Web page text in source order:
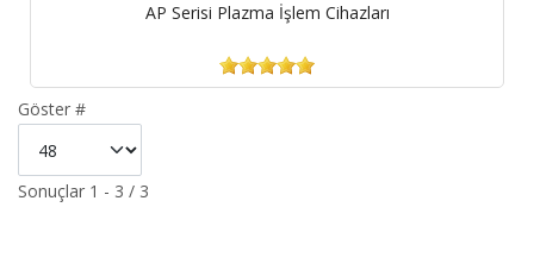
AP Serisi Plazma İşlem Cihazları
Göster #
Sonuçlar 1 - 3 / 3